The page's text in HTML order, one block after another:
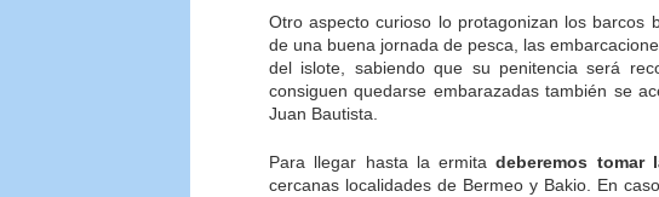
Otro aspecto curioso lo protagonizan los barcos
de una buena jornada de pesca, las
del islote, sabiendo que su penitencia será
consiguen quedarse embarazadas también se
Juan Bautista.
Para llegar hasta la ermitadeberemos tomar
cercanas localidades de Bermeo y Bakio. En